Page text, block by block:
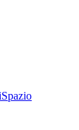
Spazio